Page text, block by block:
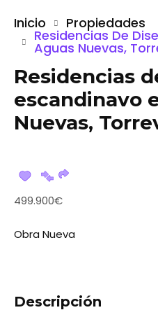
Inicio Propiedades
Residencias De
Aguas Nuevas,
Residencias
escandinavo
Nuevas,
499.900€
Obra Nueva
Descripción